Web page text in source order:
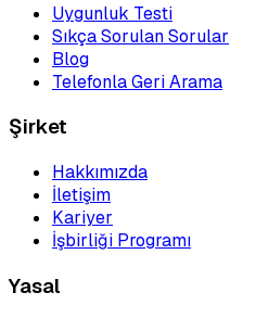
Uygunluk Testi
Sıkça Sorulan Sorular
Blog
Telefonla Geri Arama
Şirket
Hakkımızda
İletişim
Kariyer
İşbirliği Programı
Yasal